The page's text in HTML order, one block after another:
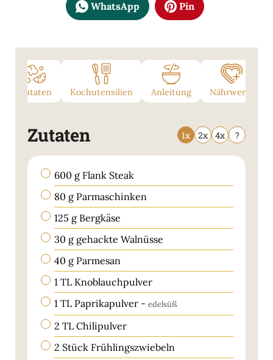
WhatsApp Pin
Zutaten Kochutensilien Anleitung Nährwerte
Zutaten 1x 2x 4x ?
▢600 g Flank Steak
▢80 g Parmaschinken
▢125 g Bergkäse
▢30 g gehackte Walnüsse
▢40 g Parmesan
▢1 TL Knoblauchpulver
▢1 TL Paprikapulver - edelsüß
▢
2 TL Chilipulver
▢
2 Stück Frühlingszwiebeln